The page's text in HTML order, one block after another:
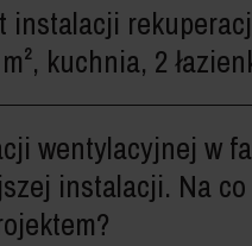
instalacji
kuchnia, 2
wentylacyjnej w
instalacji. Na